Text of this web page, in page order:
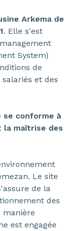
Arkema de
. Elle s'est
System)
de
et des
se conforme à
la maîtrise des
Le site
de la
des
manière
est engagée